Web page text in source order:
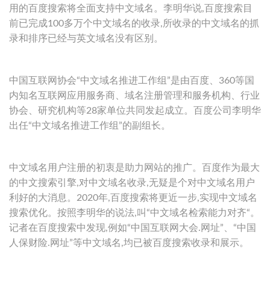
用的百度搜索将全面支持中文域名。李明华说,百度搜索目
前已完成100多万个中文域名的收录,所收录的中文域名的抓
录和排序已经与英文域名没有区别。
中国互联网协会“中文域名推进工作组”是由百度、360等国
内知名互联网应用服务商、域名注册管理和服务机构、行业
协会、研究机构等28家单位共同发起成立。百度公司李明华
出任“中文域名推进工作组”的副组长。
中文域名用户注册的初衷是助力网站的推广。百度作为最大
的中文搜索引擎,对中文域名收录,无疑是个对中文域名用户
利好的大消息。2020年,百度搜索将更近一步,实现中文域名
搜索优化。按照李明华的说法,叫“中文域名检索能力对齐“。
记者在百度搜索中发现,例如“中国互联网大会.网址”、“中国
人保财险.网址”等中文域名,均已被百度搜索收录和展示。